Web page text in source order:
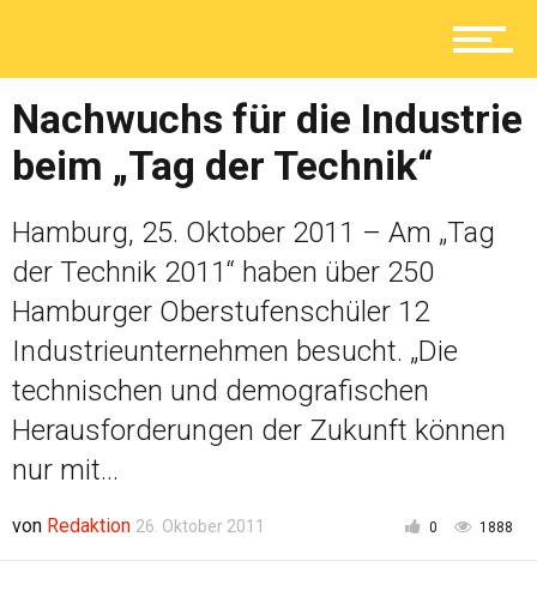
Service
Kolumne
Shop
Nachwuchs für die Industrie
beim „Tag der Technik“
Hamburg, 25. Oktober 2011 – Am „Tag
der Technik 2011“ haben über 250
Hamburger Oberstufenschüler 12
Industrieunternehmen besucht. „Die
technischen und demografischen
Herausforderungen der Zukunft können
nur mit...
von Redaktion 26. Oktober 2011 0 1888